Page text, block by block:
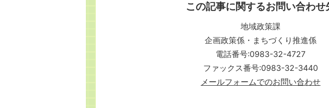
この記事に関するお問い合わせ
地域政策課
企画政策係・まちづくり推進係
電話番号:0983-32-4727
ファックス番号:0983-32-3440
メールフォームでのお問い合わせ